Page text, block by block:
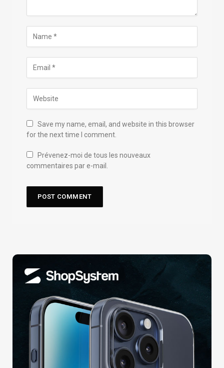
Save my name, email, and website in this browser
for the next time I comment.
Prévenez-moi de tous les nouveaux
commentaires par e-mail.